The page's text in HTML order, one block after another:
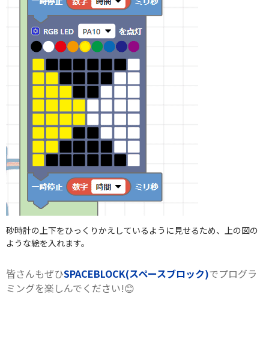
砂時計の上下をひっくりかえしているように見せるため、上の図の
ような絵を入れます。
皆さんもぜひSPACEBLOCK(スペースブロック)でプログラ
ミングを楽しんでください!😊